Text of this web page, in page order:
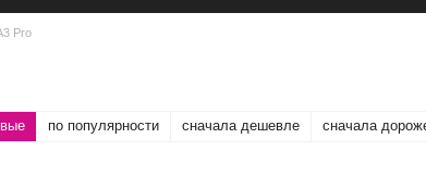
Pro
по популярности сначала дешевле сначала